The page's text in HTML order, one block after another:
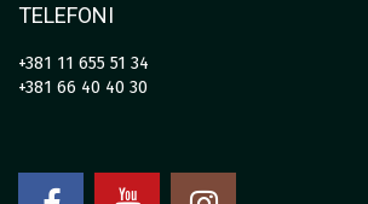
TELEFONI
+381 11 655 51 34
+381 66 40 40 30